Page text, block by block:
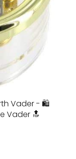
Vader - 🛍️
Vader 🔝